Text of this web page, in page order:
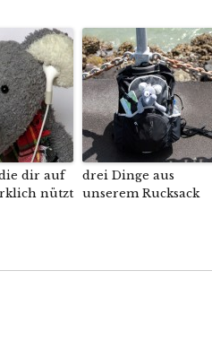
dir auf
nützt
drei Dinge aus
unserem Rucksack